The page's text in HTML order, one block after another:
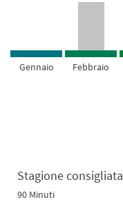
Gennaio Febbraio
Stagione consigliata
90 Minuti